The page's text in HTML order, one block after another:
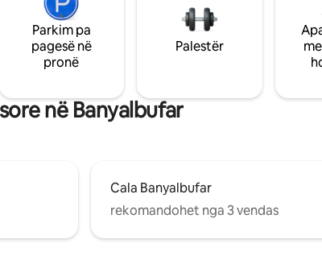
Parkim pa
pagesë në
pronë
Palestër
në Banyalbufar
Cala Banyalbufar
rekomandohet nga 3 vendas